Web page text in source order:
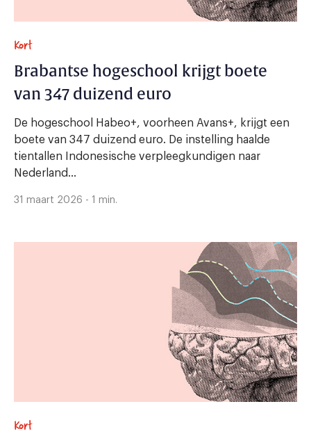
Kort
Brabantse hogeschool krijgt boete
van 347 duizend euro
De hogeschool Habeo+, voorheen Avans+, krijgt een
boete van 347 duizend euro. De instelling haalde
tientallen Indonesische verpleegkundigen naar
Nederland...
31 maart 2026 - 1 min.
Kort